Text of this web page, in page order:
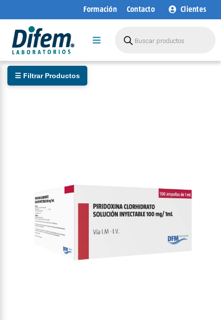
al
contenido
Formación Contacto Clientes
Toggle
Empresa
Áreas de Negocio
productos
☰ Filtrar Productos